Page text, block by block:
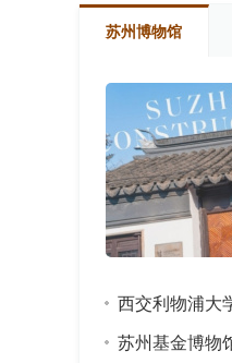
苏州博物馆
西交利物浦大
苏州基金博物